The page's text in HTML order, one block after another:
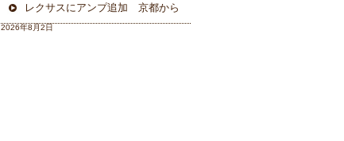
レクサスにアンプ追加 京都から
2026年8月2日